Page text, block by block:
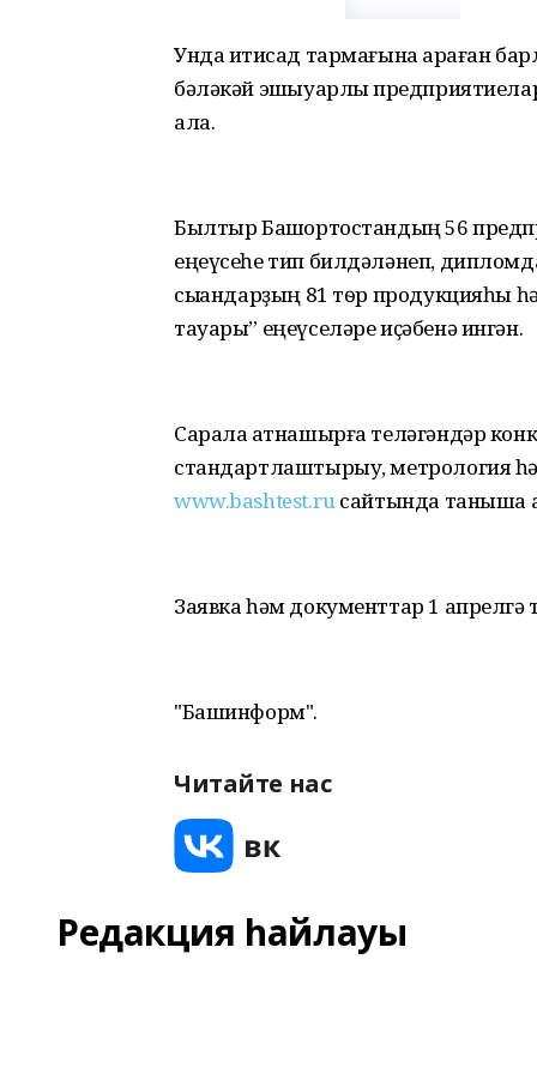
Унда иҡтисад тармағына ҡараған
бәләкәй эшҡыуарлыҡ
ала.
Былтыр Башҡортостандың 56
еңеүсеһе тип билдәләнеп,
сыҡҡандарҙың 81 тѳр продукцияһы
тауары” еңеүселәре иҫәбенә ингән.
Сарала ҡатнашырға теләгәндәр
стандартлаштырыу, метрология
www.bashtest.ruсайтында таныша
Заявка һәм документтар 1 апрелгә
"Башинформ".
Читайте нас
Редакция һайлауы